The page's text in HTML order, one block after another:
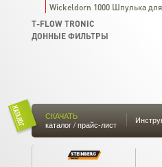
Wickeldorn 1000 Шпулька
T-FLOW TRONIC
ДОННЫЕ ФИЛЬТРЫ
СКАЧАТЬ
каталог / прайс-лист